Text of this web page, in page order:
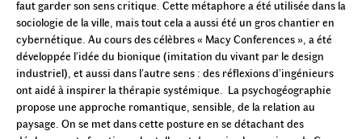
faut garder son sens critique. Cette métaphore a été utilisée dans la
sociologie de la ville, mais tout cela a aussi été un gros chantier en
cybernétique. Au cours des célèbres « Macy Conferences », a été
développée l’idée du bionique (imitation du vivant par le design
industriel), et aussi dans l’autre sens : des réflexions d’ingénieurs
ont aidé à inspirer la thérapie systémique. La psychogéographie
propose une approche romantique, sensible, de la relation au
paysage. On se met dans cette posture en se détachant des